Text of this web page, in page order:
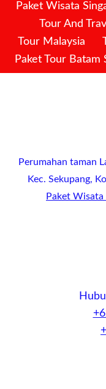
Paket Wisata
Tour And
Tour Malaysia
Paket Tour Batam
Perumahan taman
Kec. Sekupang,
Paket